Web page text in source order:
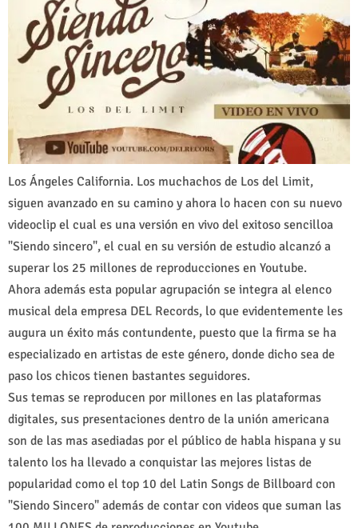
Los Ángeles California. Los muchachos de Los del Limit,
siguen avanzado en su camino y ahora lo hacen con su nuevo
videoclip el cual es una versión en vivo del exitoso sencilloa
"Siendo sincero", el cual en su versión de estudio alcanzó a
superar los 25 millones de reproducciones en Youtube.
Ahora además esta popular agrupación se integra al elenco
musical dela empresa DEL Records, lo que evidentemente les
augura un éxito más contundente, puesto que la firma se ha
especializado en artistas de este género, donde dicho sea de
paso los chicos tienen bastantes seguidores.
Sus temas se reproducen por millones en las plataformas
digitales, sus presentaciones dentro de la unión americana
son de las mas asediadas por el público de habla hispana y su
talento los ha llevado a conquistar las mejores listas de
popularidad como el top 10 del Latin Songs de Billboard con
"Siendo Sincero" además de contar con videos que suman las